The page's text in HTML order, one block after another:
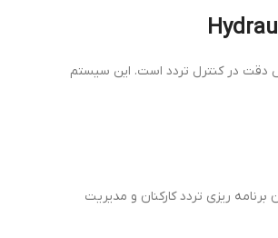
دقت در کنترل تردد است. این سیستم
ریزی تردد کارکنان و مدیریت